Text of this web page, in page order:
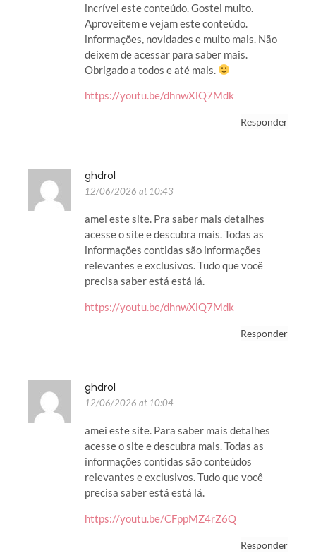
incrível este conteúdo. Gostei muito.
Aproveitem e vejam este conteúdo.
informações, novidades e muito mais. Não
deixem de acessar para saber mais.
Obrigado a todos e até mais.
https://youtu.be/dhnwXlQ7Mdk
Responder
ghdrol
12/06/2026 at 10:43
amei este site. Pra saber mais detalhes
acesse o site e descubra mais. Todas as
informações contidas são informações
relevantes e exclusivos. Tudo que você
precisa saber está está lá.
https://youtu.be/dhnwXlQ7Mdk
Responder
ghdrol
12/06/2026 at 10:04
amei este site. Para saber mais detalhes
acesse o site e descubra mais. Todas as
informações contidas são conteúdos
relevantes e exclusivos. Tudo que você
precisa saber está está lá.
https://youtu.be/CFppMZ4rZ6Q
Responder